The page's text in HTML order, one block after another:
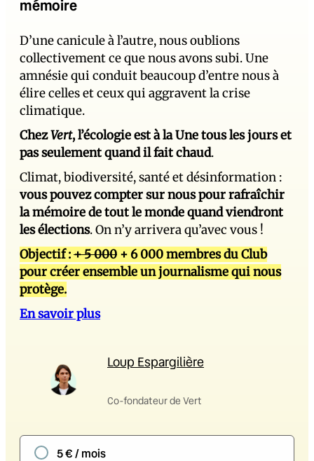
mémoire
D’une canicule à l’autre, nous oublions
collectivement ce que nous avons subi. Une
amnésie qui conduit beaucoup d’entre nous à
élire celles et ceux qui aggravent la crise
climatique.
ChezVert, l’écologie est à la Une tous les jours et
pas seulement quand il fait chaud.
Climat, biodiversité, santé et désinformation :
vous pouvez compter sur nous pour rafraîchir
la mémoire de tout le monde quand viendront
les élections. On n’y arrivera qu’avec vous !
Objectif :+ 5 000 + 6 000 membres du Club
pour créer ensemble un journalisme qui nous
protège.
En savoir plus
Loup Espargilière
Co-fondateur de Vert
5 € / mois